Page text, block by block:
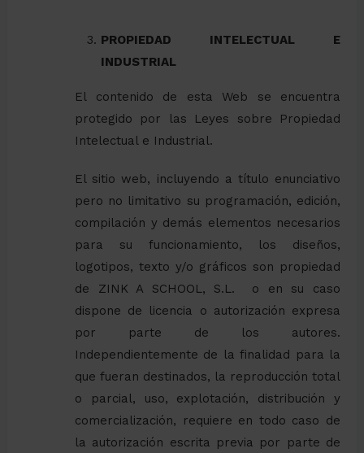
PROPIEDAD INTELECTUAL E
INDUSTRIAL
El contenido de esta Web se encuentra
protegido por las Leyes sobre Propiedad
Intelectual e Industrial.
El sitio web, incluyendo a título enunciativo
pero no limitativo su programación, edición,
compilación y demás elementos necesarios
para su funcionamiento, los diseños,
logotipos, texto y/o gráficos son propiedad
de ZINK A SCHOOL, S.L. o en su caso
dispone de licencia o autorización expresa
por parte de los autores.
Independientemente de la finalidad para la
que fueran destinados, la reproducción total
o parcial, uso, explotación, distribución y
comercialización, requiere en todo caso de
la autorización escrita previa por parte de